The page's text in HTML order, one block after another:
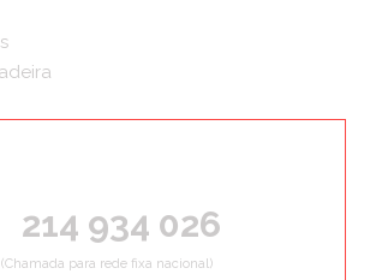
214 934 026
(Chamada para rede fixa nacional)